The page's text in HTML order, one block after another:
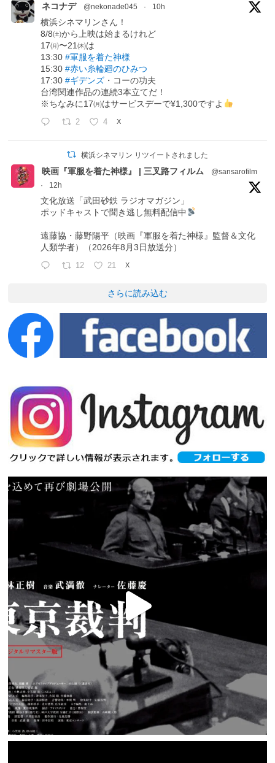
ネコナデ @nekonade045 · 10h
横浜シネマリンさん！
8/8㈯から上映は始まるけれど
17㈪〜21㈭は
13:30#軍服を着た神様
15:30#赤い糸輪廻のひみつ
17:30#ギデンズ ・コーの功夫
台湾関連作品の連続3本立てだ！
※ちなみに17㈪はサービスデーで¥1,300ですよ
2 4 X
横浜シネマリン リツイートされました
映画『軍服を着た神様』 | 三叉路フィルム
@sansarofilm
·
12h
文化放送「武田砂鉄 ラジオマガジン」
ポッドキャストで聞き逃し無料配信中
遠藤協・藤野陽平（映画『軍服を着た神様』監督＆文化
人類学者）（2026年8月3日放送分）
12 21 X
さらに読み込む